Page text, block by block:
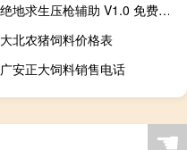
绝地求生压枪辅助 V1.0 免费版（绝地求生压枪辅助 V1.0 免费版功能简介）
大北农猪饲料价格表
广安正大饲料销售电话
☚